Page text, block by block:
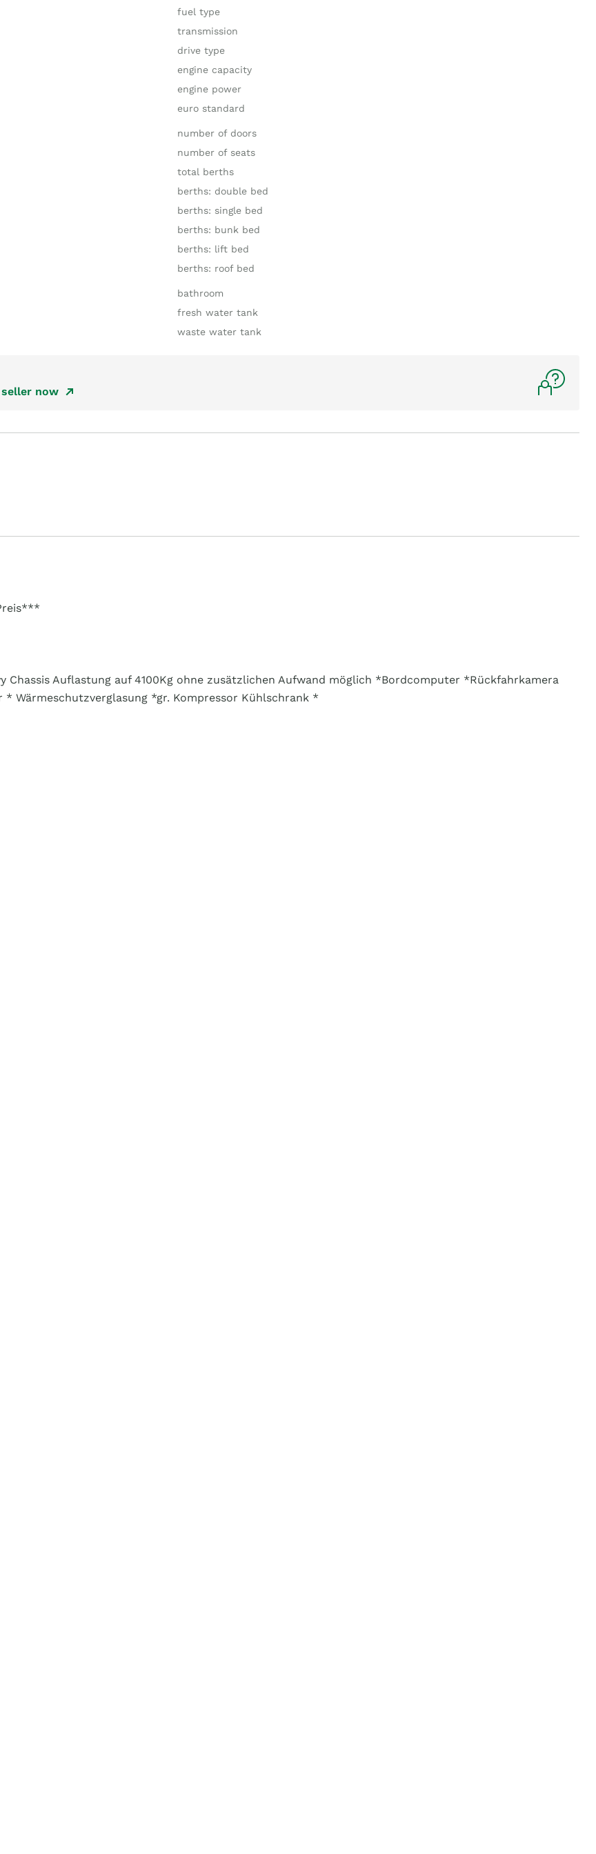
fuel type
transmission
drive type
engine capacity
engine power
euro standard
number of doors
number of seats
total berths
berths: double bed
berths: single bed
berths: bunk bed
berths: lift bed
berths: roof bed
bathroom
fresh water tank
waste water tank
now
Chassis Auflastung auf 4100Kg ohne zusätzlichen Aufwand möglich *Bordcomputer *Rückfahrkamera
Wärmeschutzverglasung *gr. Kompressor Kühlschrank *